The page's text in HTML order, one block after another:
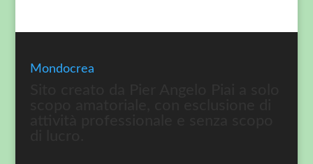
Mondocrea